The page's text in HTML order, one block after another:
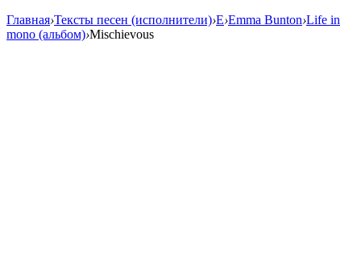
Главная›Тексты песен (исполнители)›E›Emma Bunton›Life in
mono (альбом)›Mischievous